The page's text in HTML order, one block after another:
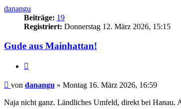
danangu
Beiträge: 19
Registriert: Donnerstag 12. März 2026, 15:15
Gude aus Mainhattan!
Beitrag
von danangu » Montag 16. März 2026, 16:59
Naja nicht ganz. Ländliches Umfeld, direkt bei Hanau.